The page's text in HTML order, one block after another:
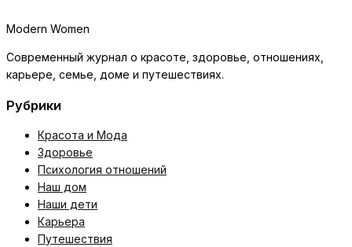
Modern Women
Современный журнал о красоте, здоровье, отношениях,
карьере, семье, доме и путешествиях.
Рубрики
Красота и Мода
Здоровье
Психология отношений
Наш дом
Наши дети
Карьера
Путешествия